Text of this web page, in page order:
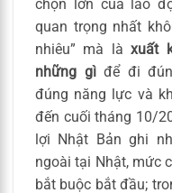
chọn lớn của lao
quan trọng nhất
nhiêu” mà làxuất
những gìđể đi
đúng năng lực và
đến cuối tháng 10/
lợi Nhật Bản ghi
ngoài tại Nhật, mức
bắt buộc bắt đầu;